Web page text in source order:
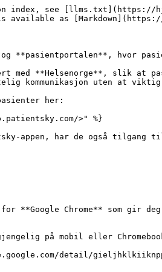
index, see [llms.txt](https://
available as
**pasientportalen**, hvor
**Helsenorge**, slik at
kommunikasjon uten at
her:
>" %}
appen, har de også tilgang
**Google Chrome** som gir
på mobil eller
detail/